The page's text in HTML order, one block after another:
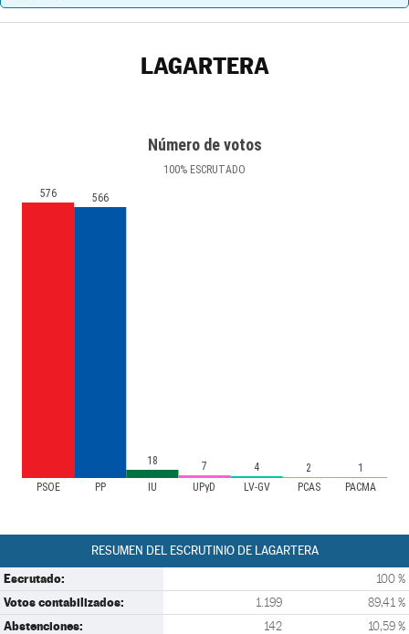
LAGARTERA
Número de votos
100% ESCRUTADO
PSOE PP IU UPyD LV-GV PCAS PACMA
576 566
18 7 4 2 1
RESUMEN DEL ESCRUTINIO DE LAGARTERA
Escrutado: 100 %
Votos contabilizados: 1.199 89,41 %
Abstenciones: 142 10,59 %